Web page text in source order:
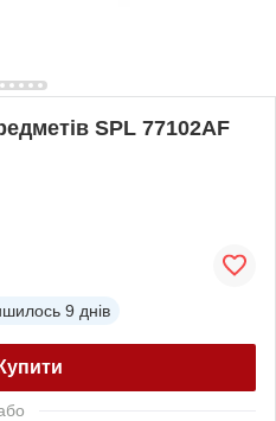
SPL 77102AF
9 днів
Купити